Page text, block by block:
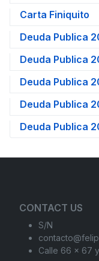
Carta Finiquito
Deuda Publica
Deuda Publica
Deuda Publica
Deuda Publica
Deuda Publica
CONTACT US
S/N
Calle 66 x 67